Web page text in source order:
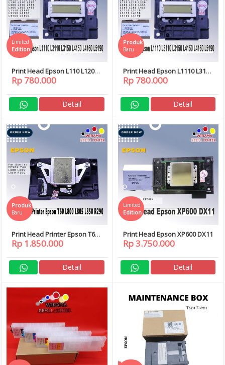
Print Head Epson L110 L120
L130 L210 L220 L310 L360
Limited
Edition
Rp 780.000
Detail
Print Head Epson L1110 L3110
L3150 L4150 L4160 L5190
Produk
Baru
Rp 780.000
Detail
Print Head Printer Epson T60
L800 L805 L850 R290
Produk
Baru
Rp 1.850.000
Detail
Print Head Epson XP600 DX11
Limited
Edition
Rp 3.750.000
Detail